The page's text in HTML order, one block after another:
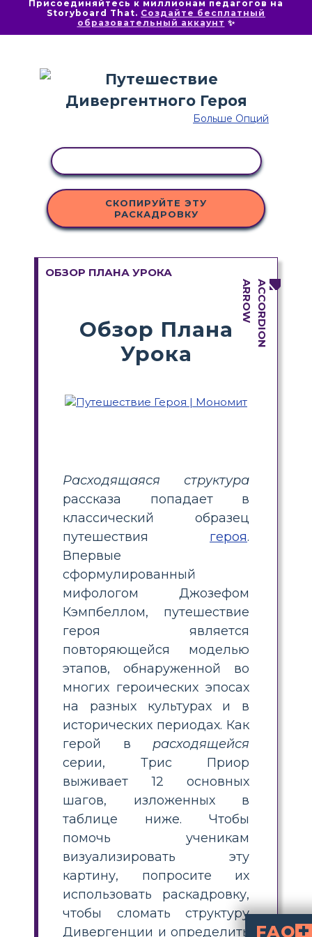
Присоединяйтесь к миллионам педагогов на
Storyboard That. Создайте бесплатный
образовательный аккаунт ✨
Больше Опций
СКОПИРУЙТЕ ЭТУ
РАСКАДРОВКУ
ОБЗОР ПЛАНА УРОКА
Обзор Плана
Урока
Расходящаяся структура
рассказа попадает в
классический образец
путешествия героя.
Впервые
сформулированный
мифологом Джозефом
Кэмпбеллом, путешествие
героя является
повторяющейся моделью
этапов, обнаруженной во
многих героических эпосах
на разных культурах и в
исторических периодах. Как
герой в расходящейся
серии, Трис Приор
выживает 12 основных
шагов, изложенных в
таблице ниже. Чтобы
помочь ученикам
визуализировать эту
картину, попросите их
использовать раскадровку,
чтобы сломать структуру
Дивергенции и определить
FAQ